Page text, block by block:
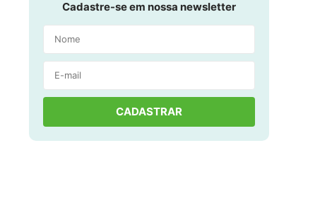
Cadastre-se em nossa newsletter